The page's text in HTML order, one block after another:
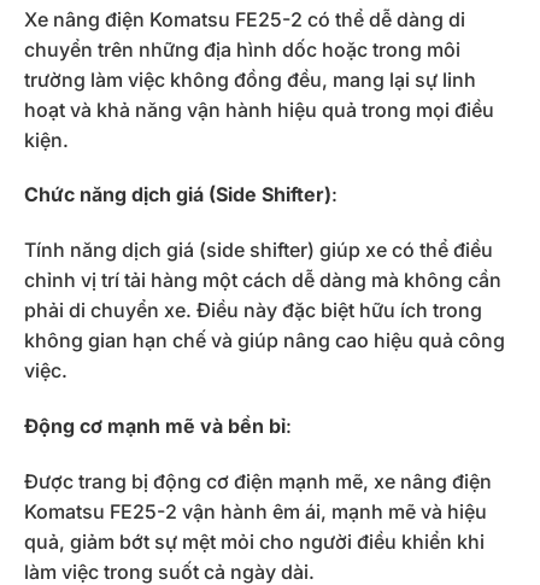
Xe nâng điện Komatsu FE25-2 có thể dễ dàng di
chuyển trên những địa hình dốc hoặc trong môi
trường làm việc không đồng đều, mang lại sự linh
hoạt và khả năng vận hành hiệu quả trong mọi điều
kiện.
Chức năng dịch giá (Side Shifter):
Tính năng dịch giá (side shifter) giúp xe có thể điều
chỉnh vị trí tải hàng một cách dễ dàng mà không cần
phải di chuyển xe. Điều này đặc biệt hữu ích trong
không gian hạn chế và giúp nâng cao hiệu quả công
việc.
Động cơ mạnh mẽ và bền bỉ:
Được trang bị động cơ điện mạnh mẽ, xe nâng điện
Komatsu FE25-2 vận hành êm ái, mạnh mẽ và hiệu
quả, giảm bớt sự mệt mỏi cho người điều khiển khi
làm việc trong suốt cả ngày dài.